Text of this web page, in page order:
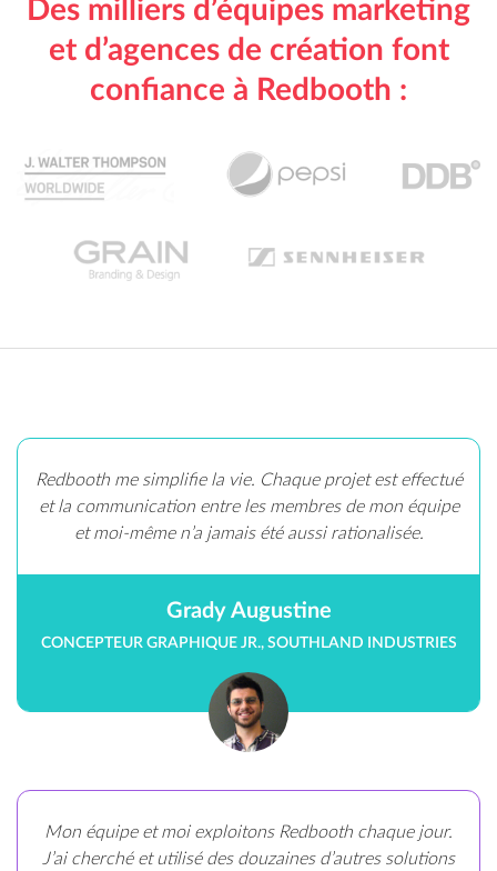
Des milliers d’équipes marketing
et d’agences de création font
confiance à Redbooth :
Redbooth me simplifie la vie. Chaque projet est effectué
et la communication entre les membres de mon équipe
et moi-même n’a jamais été aussi rationalisée.
Grady Augustine
CONCEPTEUR GRAPHIQUE JR., SOUTHLAND INDUSTRIES
Mon équipe et moi exploitons Redbooth chaque jour.
J’ai cherché et utilisé des douzaines d’autres solutions